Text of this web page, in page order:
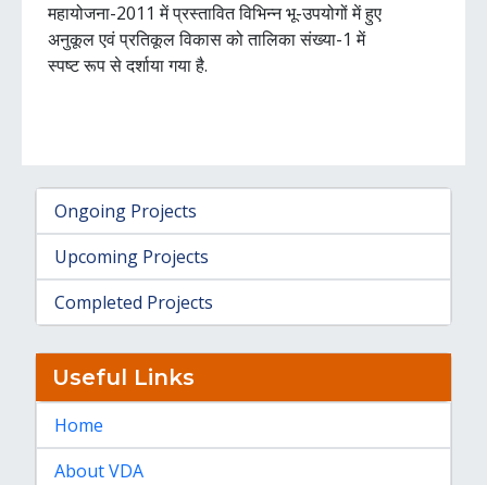
महायोजना-2011 में प्रस्तावित विभिन्न भू-उपयोगों में हुए
अनुकूल एवं प्रतिकूल विकास को तालिका संख्या-1 में
स्पष्ट रूप से दर्शाया गया है.
Ongoing Projects
Upcoming Projects
Completed Projects
Useful Links
Home
About VDA